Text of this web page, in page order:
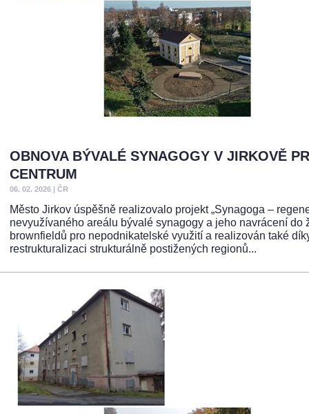
OBNOVA BÝVALÉ SYNAGOGY V JIRKOVĚ
CENTRUM
06. 02. 2026 | ČR
Město Jirkov úspěšně realizovalo projekt „Synagoga –
nevyužívaného areálu bývalé synagogy a jeho navrácení
brownfieldů pro nepodnikatelské využití a realizován také
restrukturalizaci strukturálně postižených regionů...